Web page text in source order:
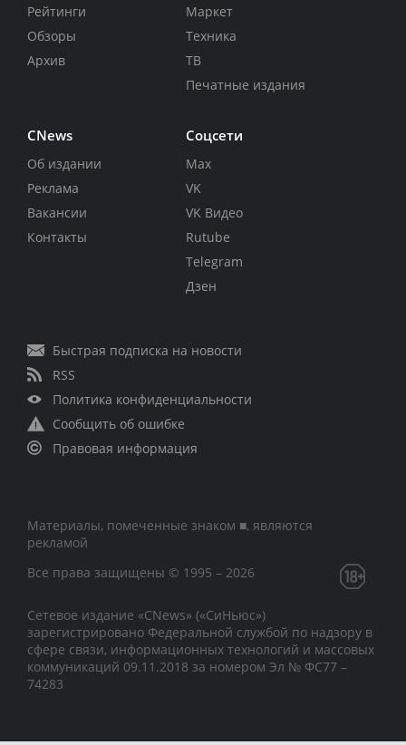
Рейтинги
Обзоры
Архив
Маркет
Техника
ТВ
Печатные издания
CNews
Об издании
Реклама
Вакансии
Контакты
Соцсети
Max
VK
VK Видео
Rutube
Telegram
Дзен
Быстрая подписка на новости
RSS
Политика конфиденциальности
Сообщить об ошибке
Правовая информация
Материалы, помеченные знаком ■, являются
рекламой
Все права защищены © 1995 – 2026
Сетевое издание «CNews» («СиНьюс»)
зарегистрировано Федеральной службой по надзору в
сфере связи, информационных технологий и массовых
коммуникаций 09.11.2018 за номером Эл № ФС77 –
74283